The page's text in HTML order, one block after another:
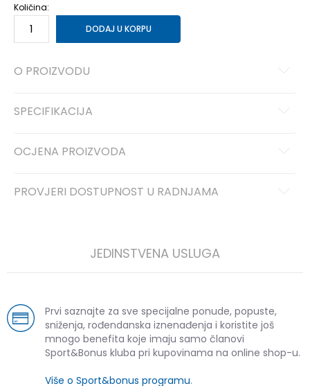
Količina:
DODAJ U KORPU
O PROIZVODU
SPECIFIKACIJA
OCJENA PROIZVODA
PROVJERI DOSTUPNOST U RADNJAMA
JEDINSTVENA USLUGA
Prvi saznajte za sve specijalne ponude, popuste,
sniženja, rođendanska iznenađenja i koristite još
mnogo benefita koje imaju samo članovi
Sport&Bonus kluba pri kupovinama na online shop-u.
Više o Sport&bonus programu.